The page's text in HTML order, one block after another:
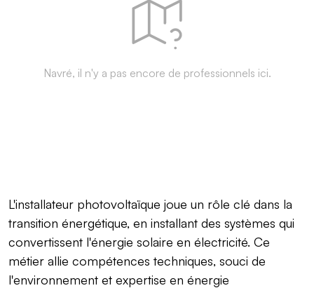
Navré, il n'y a pas encore de professionnels ici.
L'installateur photovoltaïque joue un rôle clé dans la
transition énergétique, en installant des systèmes qui
convertissent l'énergie solaire en électricité. Ce
métier allie compétences techniques, souci de
l'environnement et expertise en énergie